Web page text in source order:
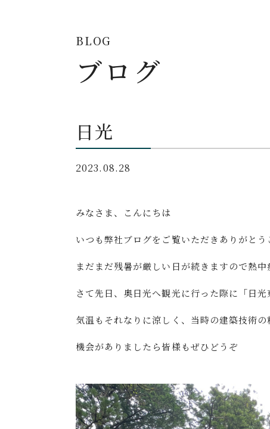
BLOG
ブログ
日光
2023.08.28
みなさま、こんにちは
いつも弊社ブログをご覧いただきありがとう
まだまだ残暑が厳しい日が続きますので熱中
さて先日、奥日光へ観光に行った際に「日光
気温もそれなりに涼しく、当時の建築技術の
機会がありましたら皆様もぜひどうぞ